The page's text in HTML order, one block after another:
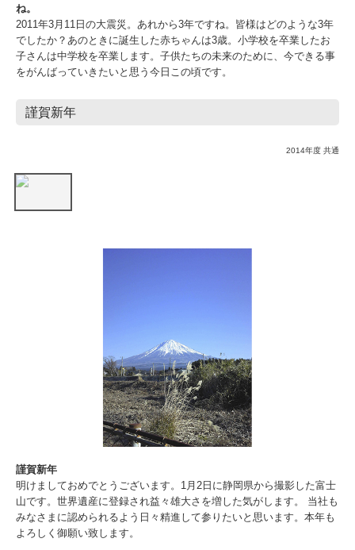
ね。
2011年3月11日の大震災。あれから3年ですね。皆様はどのような3年
でしたか？あのときに誕生した赤ちゃんは3歳。小学校を卒業したお
子さんは中学校を卒業します。子供たちの未来のために、今できる事
をがんばっていきたいと思う今日この頃です。
謹賀新年
2014年度 共通
謹賀新年
明けましておめでとうございます。1月2日に静岡県から撮影した富士
山です。世界遺産に登録され益々雄大さを増した気がします。 当社も
みなさまに認められるよう日々精進して参りたいと思います。本年も
よろしく御願い致します。